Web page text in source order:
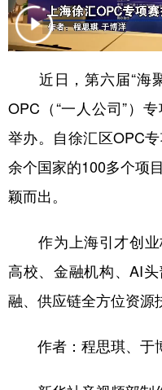
近日，第六届“海
OPC（“一人公司”）
举办。自徐汇区OPC
余个国家的100多个项
颖而出。
作为上海引才创业
高校、金融机构、AI
融、供应链全方位资源
作者：程思琪、于